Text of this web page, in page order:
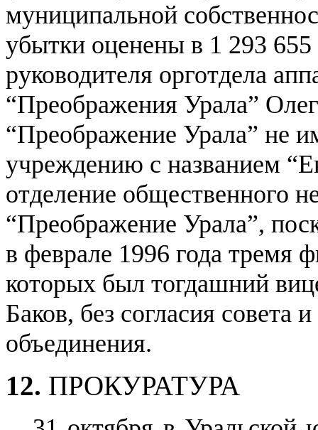
муниципальной
убытки оценены в 1 293
руководителя орготдела
“Преображения Урала”
“Преображение Урала” не
учреждению с названием
отделение общественного
“Преображение Урала”,
в феврале 1996 года тремя
которых был тогдашний
Баков, без согласия совета
объединения.
12. ПРОКУРАТУРА